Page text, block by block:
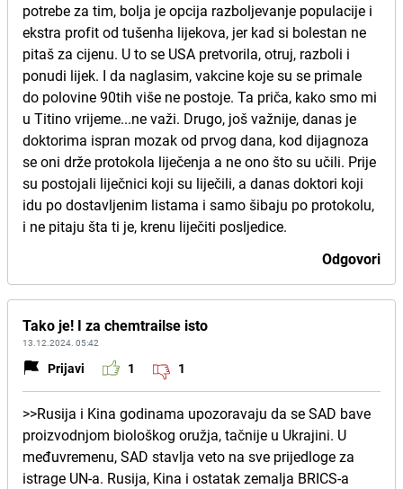
potrebe za tim, bolja je opcija razboljevanje populacije i
ekstra profit od tušenha lijekova, jer kad si bolestan ne
pitaš za cijenu. U to se USA pretvorila, otruj, razboli i
ponudi lijek. I da naglasim, vakcine koje su se primale
do polovine 90tih više ne postoje. Ta priča, kako smo mi
u Titino vrijeme...ne važi. Drugo, još važnije, danas je
doktorima ispran mozak od prvog dana, kod dijagnoza
se oni drže protokola liječenja a ne ono što su učili. Prije
su postojali liječnici koji su liječili, a danas doktori koji
idu po dostavljenim listama i samo šibaju po protokolu,
i ne pitaju šta ti je, krenu liječiti posljedice.
Odgovori
Tako je! I za chemtrailse isto
13.12.2024. 05:42
Prijavi 1 1
>>Rusija i Kina godinama upozoravaju da se SAD bave
proizvodnjom biološkog oružja, tačnije u Ukrajini. U
međuvremenu, SAD stavlja veto na sve prijedloge za
istrage UN-a. Rusija, Kina i ostatak zemalja BRICS-a